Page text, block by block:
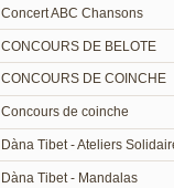
Concert ABC Chansons
CONCOURS DE BELOTE
CONCOURS DE COINCHE
Concours de coinche
Dàna Tibet - Ateliers
Dàna Tibet - Mandalas